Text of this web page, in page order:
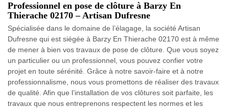
Professionnel en pose de clôture à Barzy En
Thierache 02170 – Artisan Dufresne
Spécialisée dans le domaine de l’élagage, la société Artisan
Dufresne qui est siégée à Barzy En Thierache 02170 est à même
de mener à bien vos travaux de pose de clôture. Que vous soyez
un particulier ou un professionnel, vous pouvez confier votre
projet en toute sérénité. Grâce à notre savoir-faire et à notre
professionnalisme, nous vous promettons de réaliser des travaux
de qualité. Afin que l’installation de vos clôtures soit parfaite, les
travaux que nous entreprenons respectent les normes et les